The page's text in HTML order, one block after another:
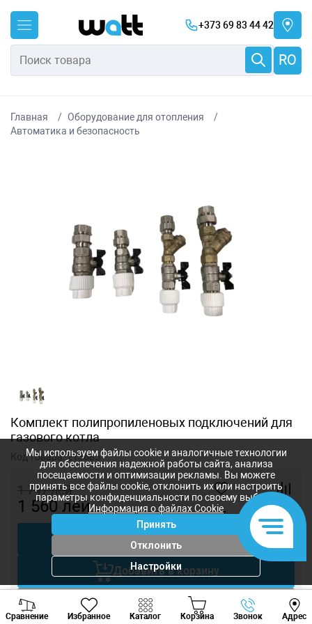
+373 69 83 44 42
RO
Главная
Оборудование для отопления
Автоматика и безопасность
Комплект полипропиленовых подключений для
газового котла
Код товара:213685
1 747лей
1 560лей - +
Купить в 1 клик
Добавить в корзину
Торговаться
Сравнение Избранное Каталог Корзина Звонок Адрес
Viber Whatsapp
Мы используем файлы cookie и аналогичные технологии
для обеспечения надежной работы сайта, анализа
посещаемости и оптимизации рекламы. Вы можете
принять все файлы cookie, отклонить их или настроить
параметры конфиденциальности по своему выбору.
Информация о файлах Cookie
Принять
Отклонить
Настройки